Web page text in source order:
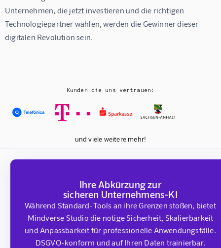
Unternehmen, die jetzt investieren und die richtigen
Technologiepartner wählen, werden die Gewinner dieser
digitalen Revolution sein.
Kunden die uns vertrauen:
und viele weitere mehr!
Ihre Abkürzung zur
sicheren Unternehmens-KI
Während Standard-Tools an ihre Grenzen stoßen, bietet
Mindverse Studio die nötige Sicherheit, Skalierbarkeit
und Anpassbarkeit für professionelle Anwendungsfälle.
DSGVO-konform und auf Ihren Daten trainierbar.